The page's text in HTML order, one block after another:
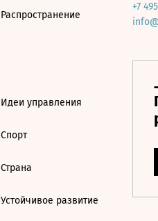
Распространение
Идеи управления
Спорт
Страна
Устойчивое развитие
+7